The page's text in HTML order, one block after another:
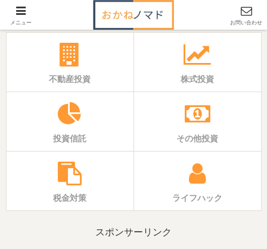
「いえ」と「おかね」の基本バイブル
不動産投資 株式投資
投資信託 その他投資
税金対策 ライフハック
スポンサーリンク
メニュー お問い合わせ